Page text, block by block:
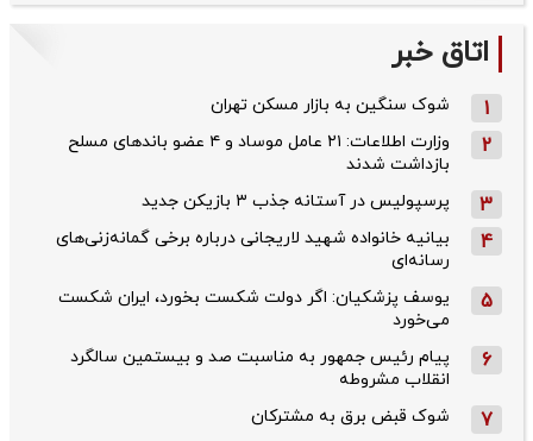
اتاق خبر
1 شوک سنگین به بازار مسکن تهران
2
وزارت اطلاعات: ۲۱ عامل موساد و ۴ عضو باندهای مسلح
بازداشت شدند
3 پرسپولیس در آستانه جذب ۳ بازیکن جدید
4
بیانیه خانواده شهید لاریجانی درباره برخی گمانه‌زنی‌های
رسانه‌ای
5
یوسف پزشکیان: اگر دولت شکست بخورد، ایران شکست
می‌خورد
6
پیام رئیس جمهور به مناسبت صد و بیستمین سالگرد
انقلاب مشروطه
7 شوک قبض برق به مشترکان